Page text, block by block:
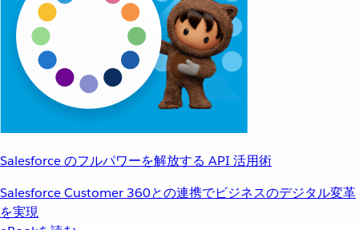
Salesforce のフルパワーを解放する API 活用術
Salesforce Customer 360との連携でビジネスのデジタル変革
を実現